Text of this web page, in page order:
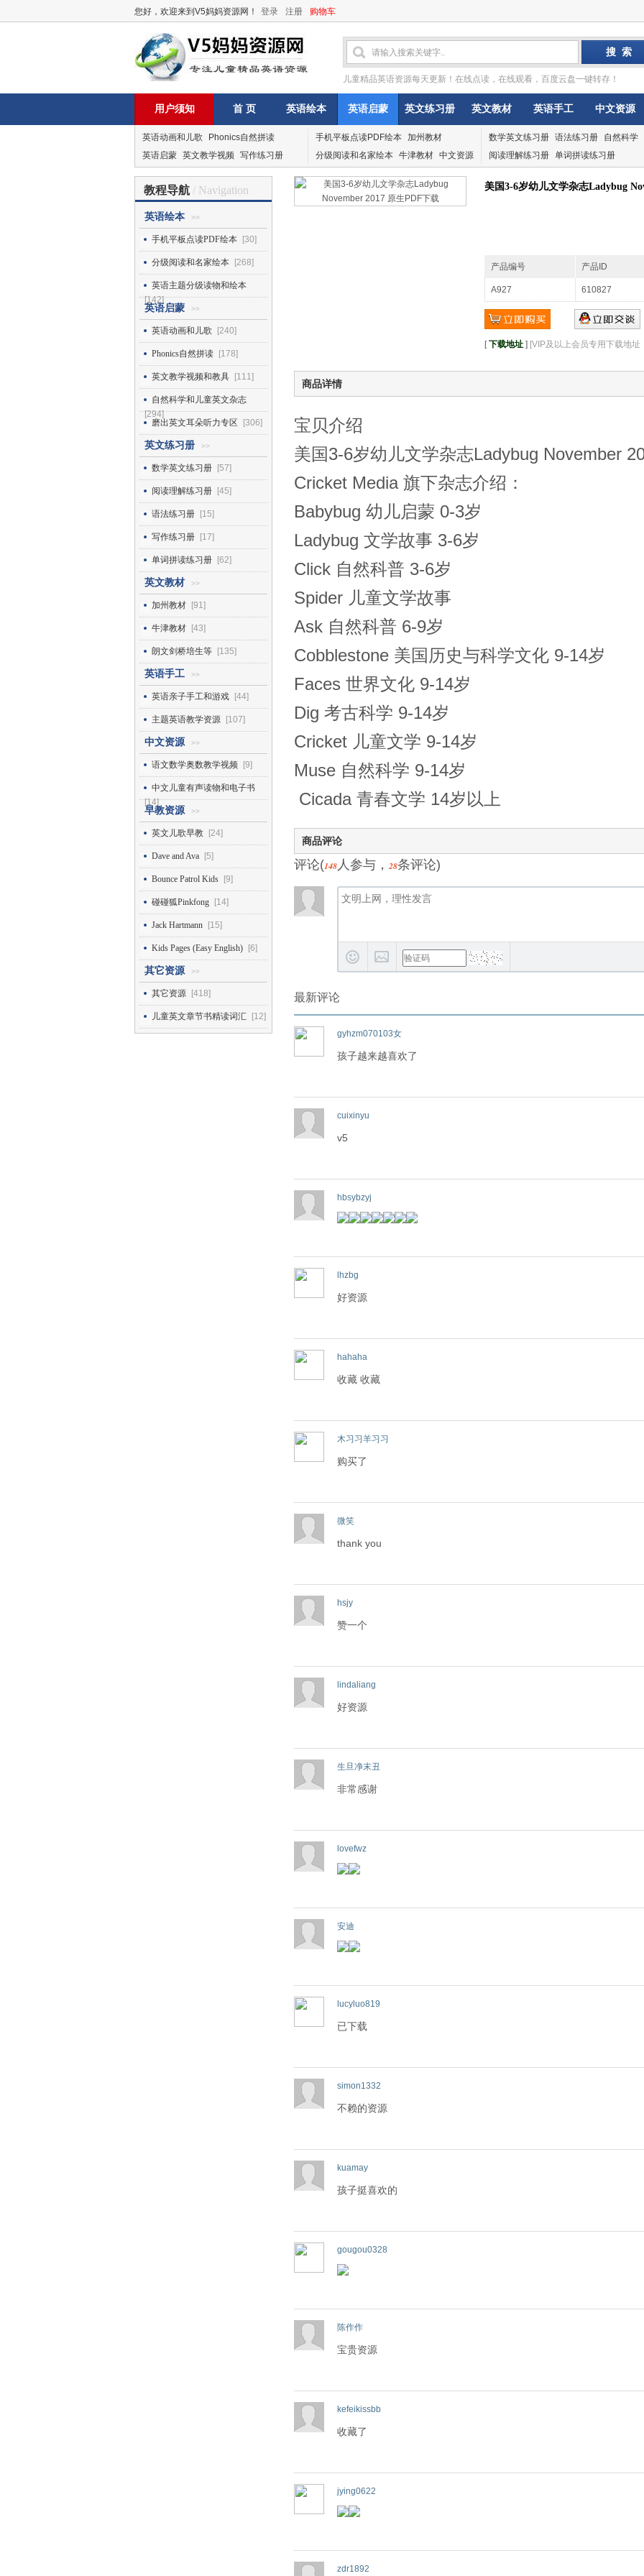
您好，欢迎来到V5妈妈资源网！ 登录 注册 购物车
儿童精品英语资源每天更新！在线点读，在线观看，百度云盘一键转存！
用户须知 首 页 英语绘本 英语启蒙 英文练习册 英文教材 英语手工 中文资源
英语动画和儿歌
Phonics自然拼读
英语启蒙 英文教学视频 写作练习册
手机平板点读PDF绘本 加州教材
分级阅读和名家绘本 牛津教材 中文资源
数学英文练习册 语法练习册
自然科学
阅读理解练习册 单词拼读练习册
教程导航 / Navigation
英语绘本 >>
手机平板点读PDF绘本 [30]
分级阅读和名家绘本 [268]
英语主题分级读物和绘本
[142]
英语启蒙 >>
英语动画和儿歌 [240]
Phonics自然拼读 [178]
英文教学视频和教具 [111]
自然科学和儿童英文杂志
[294]
磨出英文耳朵听力专区
[306]
英文练习册 >>
数学英文练习册 [57]
阅读理解练习册 [45]
语法练习册 [15]
写作练习册 [17]
单词拼读练习册 [62]
英文教材 >>
加州教材 [91]
牛津教材 [43]
朗文剑桥培生等 [135]
英语手工 >>
英语亲子手工和游戏 [44]
主题英语教学资源 [107]
中文资源 >>
语文数学奥数教学视频 [9]
中文儿童有声读物和电子书
[14]
早教资源 >>
英文儿歌早教 [24]
Dave and Ava [5]
Bounce Patrol Kids [9]
碰碰狐Pinkfong [14]
Jack Hartmann [15]
Kids Pages (Easy English) [6]
其它资源 >>
其它资源 [418]
儿童英文章节书精读词汇 [12]
美国3-6岁幼儿文学杂志Ladybug
产品编号 产品ID
A927 610827
[下载地址 ] [VIP及以上会员专用下载地
商品详情
宝贝介绍
美国3-6岁幼儿文学杂志Ladybug November
Cricket Media 旗下杂志介绍：
Babybug 幼儿启蒙 0-3岁
Ladybug 文学故事 3-6岁
Click 自然科普 3-6岁
Spider 儿童文学故事
Ask 自然科普 6-9岁
Cobblestone 美国历史与科学文化 9-14岁
Faces 世界文化 9-14岁
Dig 考古科学 9-14岁
Cricket 儿童文学 9-14岁
Muse 自然科学 9-14岁
Cicada 青春文学 14岁以上
商品评论
评论(148人参与，28条评论)
最新评论
gyhzm070103女
孩子越来越喜欢了
cuixinyu
v5
hbsybzyj
lhzbg
好资源
hahaha
收藏 收藏
木习习羊习习
购买了
微笑
thank you
hsjy
赞一个
lindaliang
好资源
生旦净末丑
非常感谢
lovefwz
安迪
lucyluo819
已下载
simon1332
不赖的资源
kuamay
孩子挺喜欢的
gougou0328
陈作作
宝贵资源
kefeikissbb
收藏了
jying0622
zdr1892